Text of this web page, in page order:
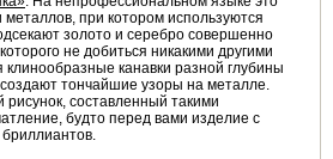
металлов, при котором используются
золото и серебро совершенно
не добиться никакими другими
канавки разной глубины
тончайшие узоры на металле.
рисунок, составленный такими
будто перед вами изделие с